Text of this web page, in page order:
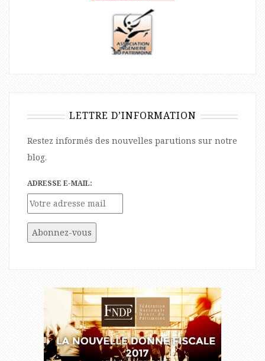
LETTRE D’INFORMATION
Restez informés des nouvelles parutions sur notre
blog.
ADRESSE E-MAIL: